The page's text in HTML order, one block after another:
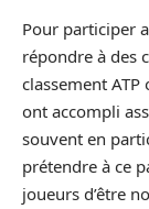
Pour participer
répondre à des
classement ATP
ont accompli
souvent en
prétendre à ce
joueurs d’être